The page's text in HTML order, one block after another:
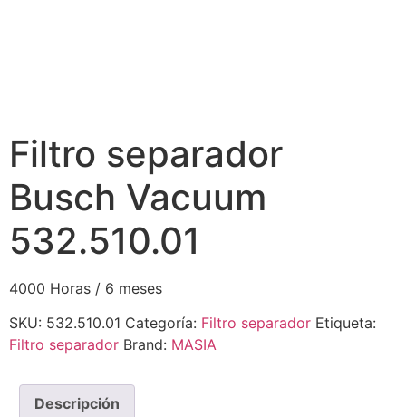
Filtro separador
Busch Vacuum
532.510.01
4000 Horas / 6 meses
SKU: 532.510.01 Categoría: Filtro separador Etiqueta:
Filtro separador Brand: MASIA
Descripción